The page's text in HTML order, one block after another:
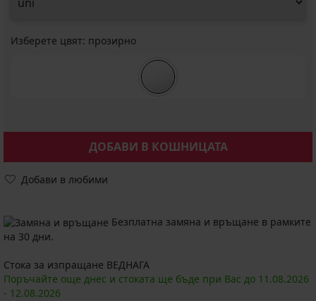
Изберете цвят: прозирно
ДОБАВИ В КОШНИЦАТА
Добави в любими
Безплатна замяна и връщане в рамките
на 30 дни.
Стока за изпращане ВЕДНАГА
Поръчайте още днес и стоката ще бъде при Вас до 11.08.2026
- 12.08.2026